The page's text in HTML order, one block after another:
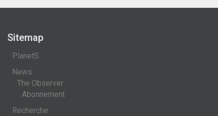
Sitemap
PlanetS
News
The Observer
Abonnement
Recherche